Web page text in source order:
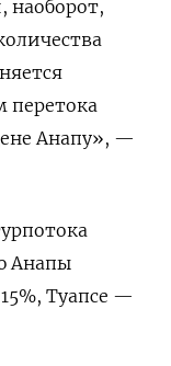
наоборот,
Анапу», —
Анапы
Туапсе —